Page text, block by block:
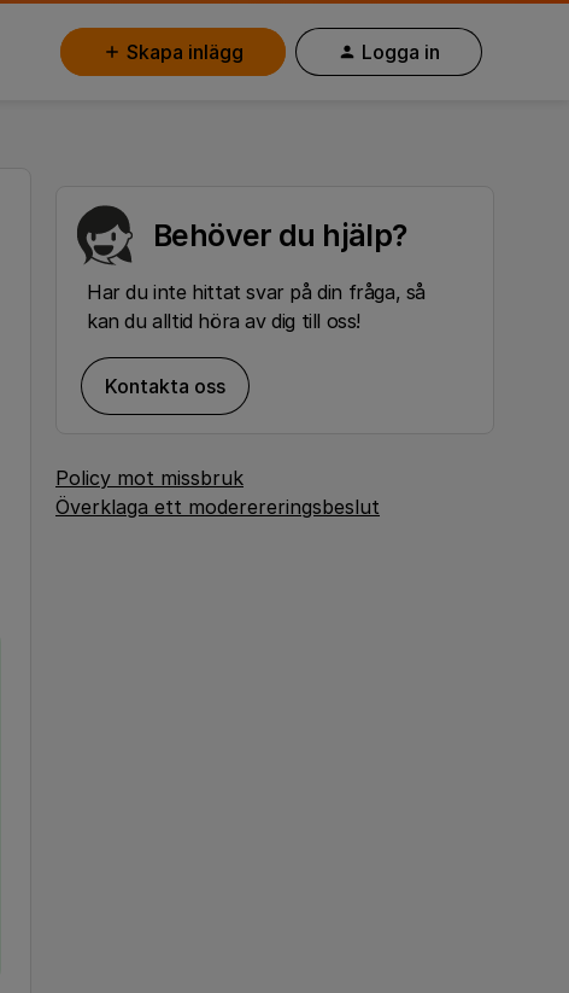
Skapa inlägg Logga in
Behöver du hjälp?
Har du inte hittat svar på din fråga, så
kan du alltid höra av dig till oss!
Kontakta oss
Policy mot missbruk
Överklaga ett moderereringsbeslut